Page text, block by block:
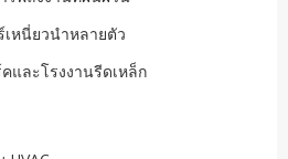
เหนี่ยวนำหลายตัว
และโรงงานรีดเหล็ก